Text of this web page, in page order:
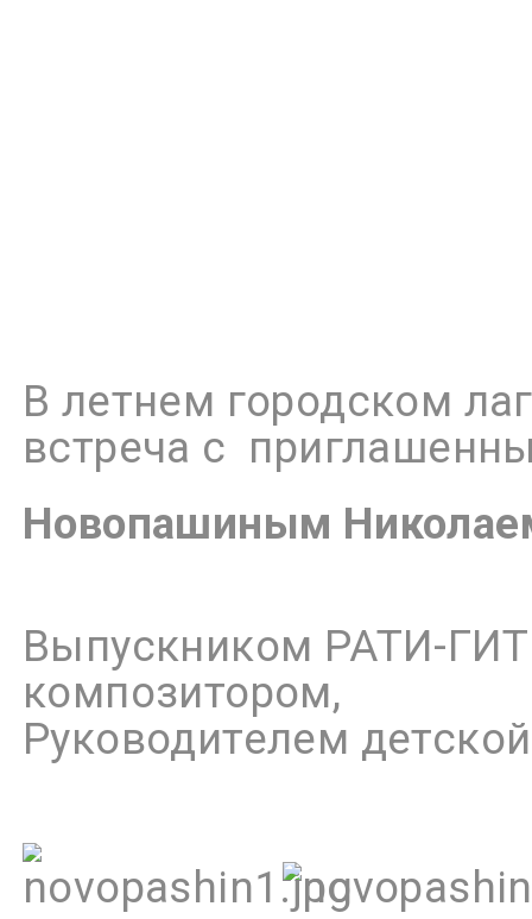
В летнем городском
встреча с
Новопашиным
Выпускником РАТИ-
композитором,
Руководителем